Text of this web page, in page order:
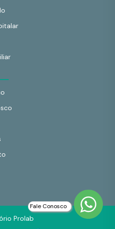
Prolab
Fale Conosco